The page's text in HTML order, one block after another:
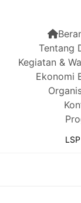
Tentang
Kegiatan &
Ekonomi